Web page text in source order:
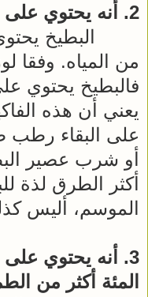
2. أنه يحتوي على نسبة عالية من المياه
البطيخ يحتوي
من المياه. وفقا
يعني أن هذه
على البقاء رطب
أو شرب عصير
أكثر الطرق لذة
الموسم، أليس
المئة أكثر من